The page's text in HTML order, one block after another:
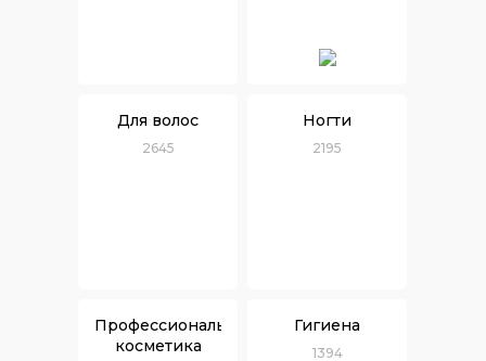
Для волос
2645
Ногти
2195
Профессиональная
косметика
Гигиена
1394